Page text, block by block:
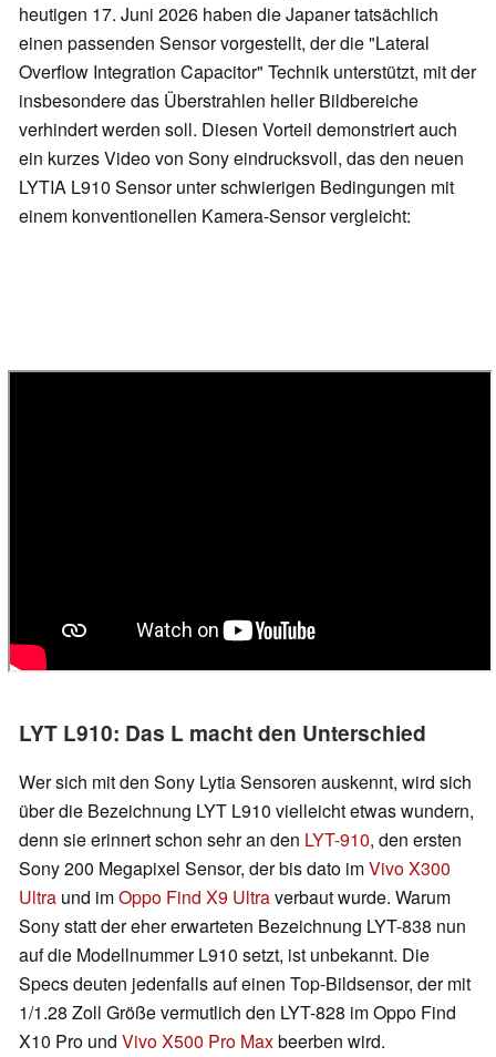
heutigen 17. Juni 2026 haben die Japaner tatsächlich
einen passenden Sensor vorgestellt, der die "Lateral
Overflow Integration Capacitor" Technik unterstützt, mit der
insbesondere das Überstrahlen heller Bildbereiche
verhindert werden soll. Diesen Vorteil demonstriert auch
ein kurzes Video von Sony eindrucksvoll, das den neuen
LYTIA L910 Sensor unter schwierigen Bedingungen mit
einem konventionellen Kamera-Sensor vergleicht:
LYT L910: Das L macht den Unterschied
Wer sich mit den Sony Lytia Sensoren auskennt, wird sich
über die Bezeichnung LYT L910 vielleicht etwas wundern,
denn sie erinnert schon sehr an den LYT-910, den ersten
Sony 200 Megapixel Sensor, der bis dato imVivo X300
Ultra und imOppo Find X9 Ultraverbaut wurde. Warum
Sony statt der eher erwarteten Bezeichnung LYT-838 nun
auf die Modellnummer L910 setzt, ist unbekannt. Die
Specs deuten jedenfalls auf einen Top-Bildsensor, der mit
1/1.28 Zoll Größe vermutlich den LYT-828 im Oppo Find
X10 Pro und Vivo X500 Pro Maxbeerben wird.